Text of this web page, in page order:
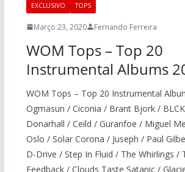
EXCLUSIVO TOPS
Março 23, 2020 Fernando Ferreira
WOM Tops – Top 20
Instrumental Albums
WOM Tops – Top 20 Instrumental
Ogmasun / Ciconia / Brant Bjork /
Donarhall / Ceild / Guranfoe / Miguel
Oslo / Solar Corona / Juseph / Paul
D-Drive / Step In Fluid / The Whirlings /
Feedback / Clouds Taste Satanic /